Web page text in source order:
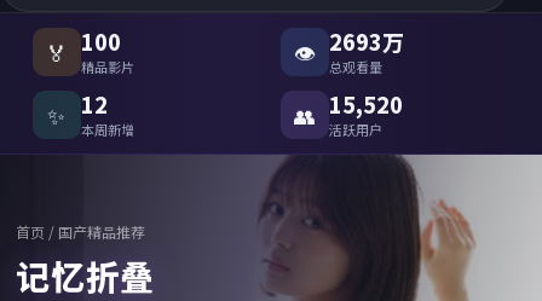
国产精品高清在线观看-
🏅 100
精品影片 👁 2693万
总观看量
✨ 12
本周新增 👥 15,520
活跃用户
首页 / 国产精品推荐
记忆折叠